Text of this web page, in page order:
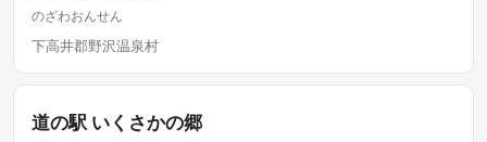
のざわおんせん
下高井郡野沢温泉村
道の駅 いくさかの郷